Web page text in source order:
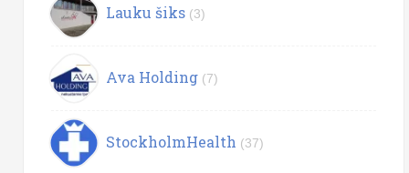
Lauku šiks (3)
Ava Holding (7)
StockholmHealth (37)